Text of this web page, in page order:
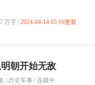
万字 | 2024-04-14 05:16更新
朝开始无敌
历史军事 | 连载中